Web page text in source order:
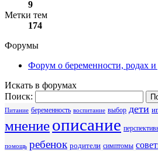
9
Метки тем
174
Форумы
Форум о беременности, родах и
Искать в форумах
Поиск:
Питание беременность воспитание выбор дети
мнениеописание
помощь ребенок родители симптомы